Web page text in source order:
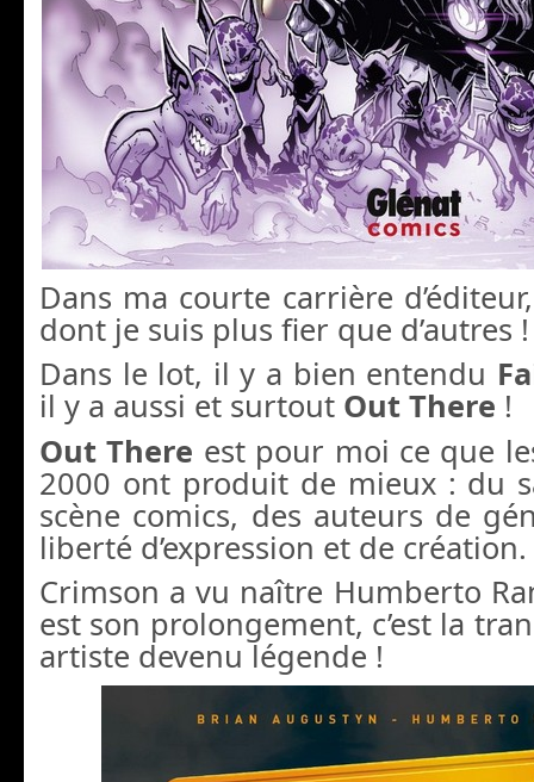
Dans ma courte carrière
dont je suis plus fier que d’autres !
Dans le lot, il y a bien entendu
il y a aussi et surtout Out There !
Out There est pour moi ce que
2000 ont produit de mieux : du
scène comics, des auteurs de
liberté d’expression et de création.
Crimson a vu naître Humberto
est son prolongement, c’est la
artiste devenu légende !